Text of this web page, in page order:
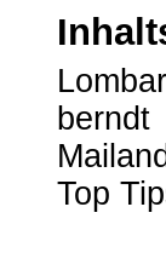
berndt
Top